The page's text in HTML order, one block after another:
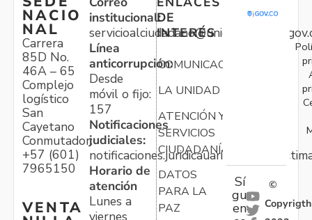
NACIO
NAL
Carrera
85D No.
46A – 65
Complejo
logístico
San
Cayetano
Conmutador:
+57 (601)
7965150
VENTA
institucional:
Línea
anticorrupción:
Desde
móvil o fijo:
157
Notificaciones
judiciales:
Horario de
atención
Lunes a
DE
INTERÉS
COMUNICACIONES
LA UNIDAD
ATENCIÓN Y
SERVICIOS
CIUDADANÍA
DATOS
PARA LA
PAZ
Sí
gu
en
©
Copyrigth